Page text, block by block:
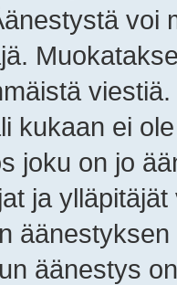
voi
kukaan ei
joku on jo
ja
äänestys